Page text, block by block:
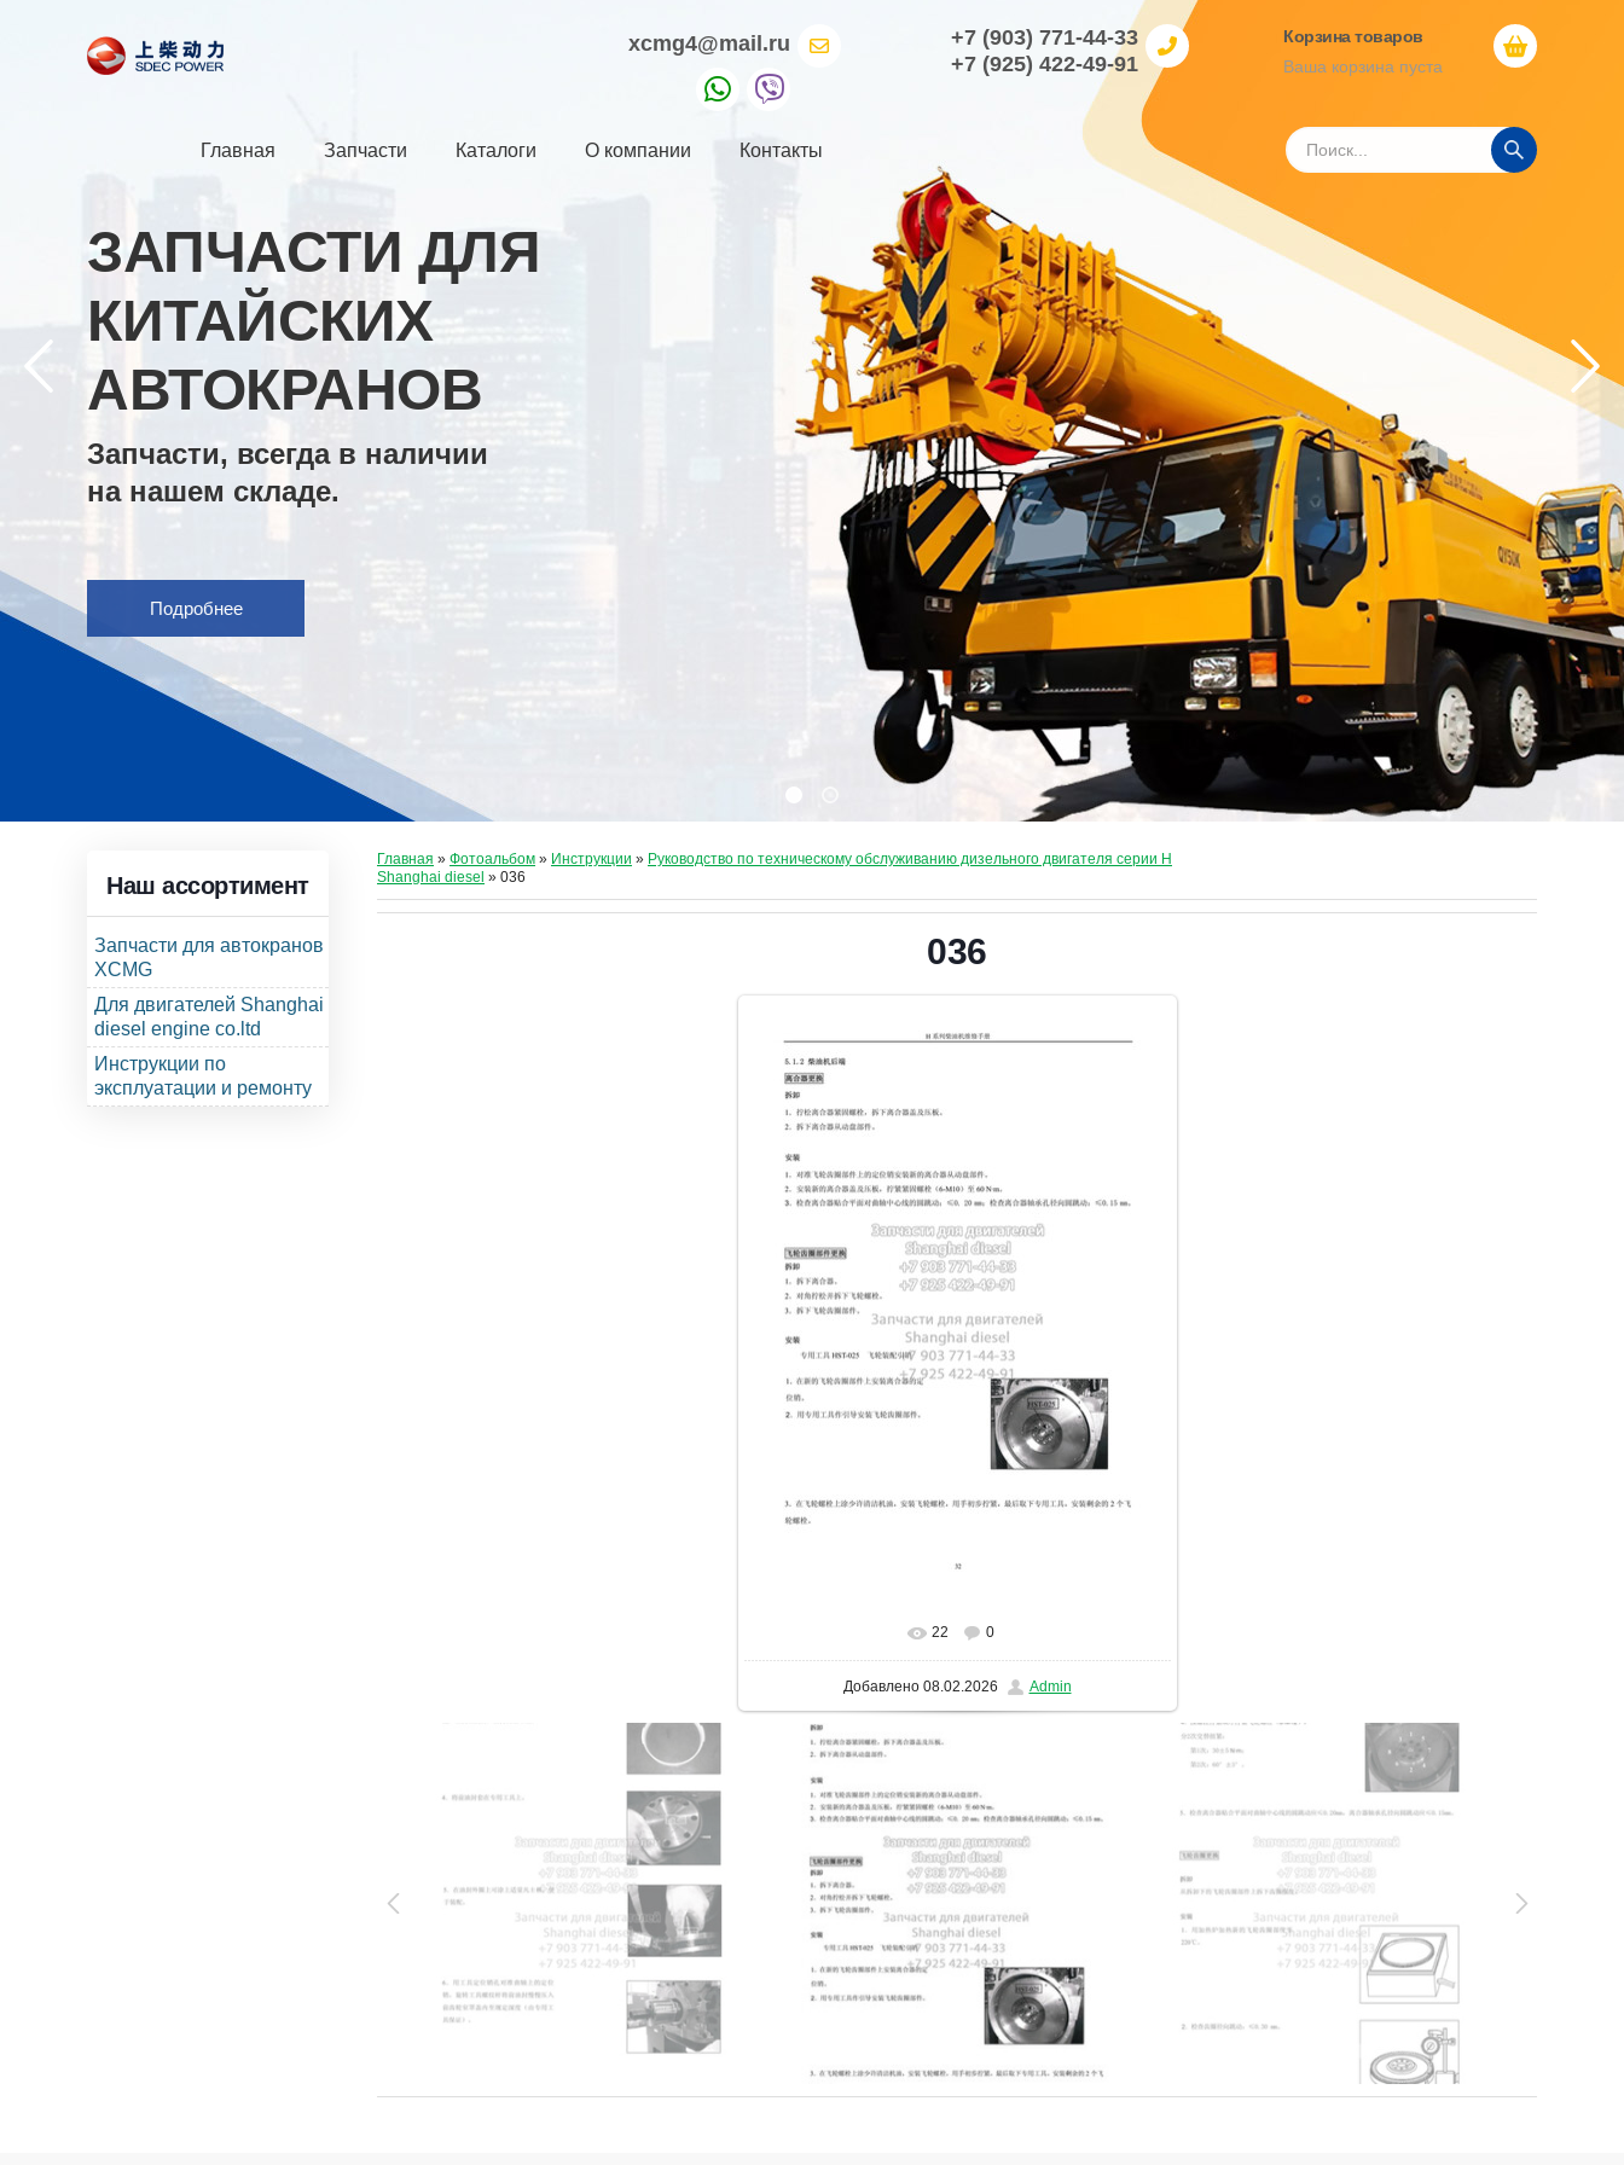
xcmg4@mail.ru
+7 (903) 771-44-33
+7 (925) 422-49-91
Корзина товаров
Ваша корзина пуста
Главная Запчасти Каталоги О компании Контакты
ЗАПЧАСТИ ДЛЯ
КИТАЙСКИХ
АВТОКРАНОВ
Запчасти, всегда в наличии
на нашем складе.
Подробнее
Наш ассортимент
Запчасти для автокранов
XCMG
Для двигателей Shanghai
diesel engine co.ltd
Инструкции по
эксплуатации и ремонту
Главная » Фотоальбом » Инструкции » Руководство по техническому обслуживанию дизельного двигателя серии Н
Shanghai diesel » 036
036
В реальном размере 1131x1600
22 0
Добавлено08.02.2026 Admin